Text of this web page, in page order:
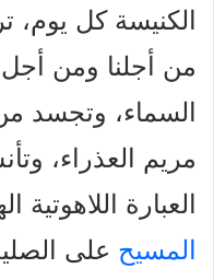
الكنيسة كل يوم،
من أجلنا ومن
السماء، وتجسد
مريم العذراء،
العبارة اللاهوتية
المسيح على